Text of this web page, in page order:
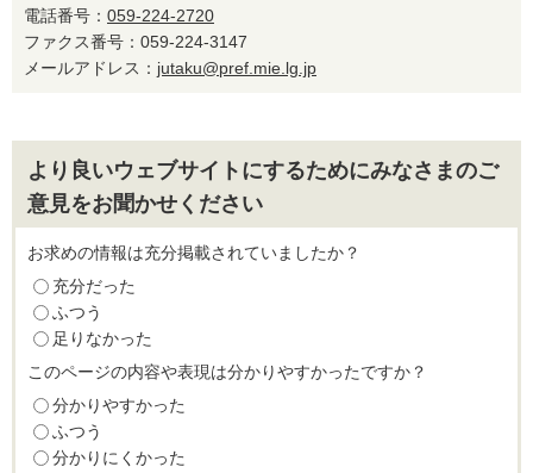
電話番号： 059-224-2720
ファクス番号：059-224-3147
メールアドレス： jutaku@pref.mie.lg.jp
より良いウェブサイトにするためにみなさまのご
意見をお聞かせください
お求めの情報は充分掲載されていましたか？
充分だった
ふつう
足りなかった
このページの内容や表現は分かりやすかったですか？
分かりやすかった
ふつう
分かりにくかった